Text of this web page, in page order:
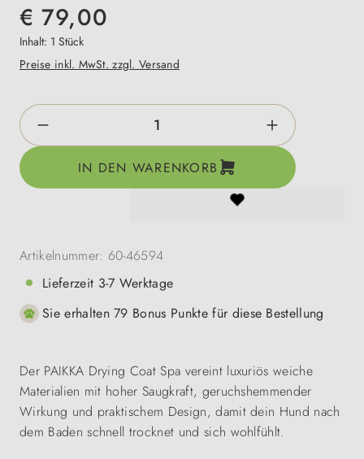
€ 79,00
Inhalt: 1 Stück
Preise inkl. MwSt. zzgl. Versand
Produkt Anzahl: Gib den gewünschten
IN DEN WARENKORB
Artikelnummer: 60-46594
Lieferzeit 3-7 Werktage
Sie erhalten 79 Bonus Punkte für diese Bestellung
Der PAIKKA Drying Coat Spa vereint luxuriös weiche
Materialien mit hoher Saugkraft, geruchshemmender
Wirkung und praktischem Design, damit dein Hund nach
dem Baden schnell trocknet und sich wohlfühlt.